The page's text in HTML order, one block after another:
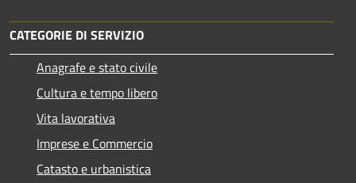
CATEGORIE DI SERVIZIO
Anagrafe e stato civile
Cultura e tempo libero
Vita lavorativa
Imprese e Commercio
Catasto e urbanistica